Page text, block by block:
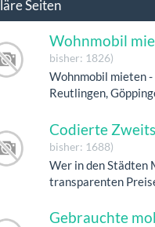
Seiten
Wohnmobil
bisher: 1826)
Wohnmobil mieten
Reutlingen,
Codierte
bisher: 1688)
Wer in den Städten
transparenten
Gebrauchte